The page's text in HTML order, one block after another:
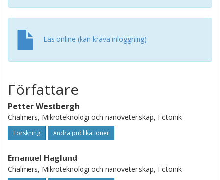
Läs online (kan kräva inloggning)
Författare
Petter Westbergh
Chalmers, Mikroteknologi och nanovetenskap, Fotonik
Forskning Andra publikationer
Emanuel Haglund
Chalmers, Mikroteknologi och nanovetenskap, Fotonik